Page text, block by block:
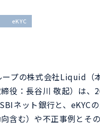
eKYC
ープの株式会社Liquid（
役：長谷川 敬起）は、
ネット銀行と、eKYC
向含む）や不正事例とそ